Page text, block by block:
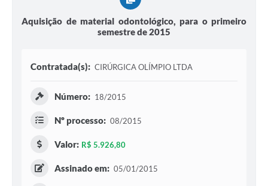
Aquisição de material odontológico, para o primeiro
semestre de 2015
Contratada(s): CIRÚRGICA OLÍMPIO LTDA
Número: 18/2015
Nº processo: 08/2015
Valor: R$ 5.926,80
Assinado em: 05/01/2015